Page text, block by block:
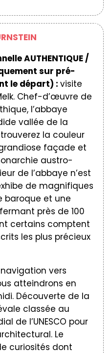
AUTHENTIQUE /
sur pré-
le départ) : visite
Chef-d’œuvre de
l’abbaye
vallée de la
la couleur
façade et
austro-
de l’abbaye n’est
de magnifiques
baroque et une
près de 100
certains comptent
les plus précieux
vers
atteindrons en
Découverte de la
classée au
de l’UNESCO pour
Le
curiosités dont